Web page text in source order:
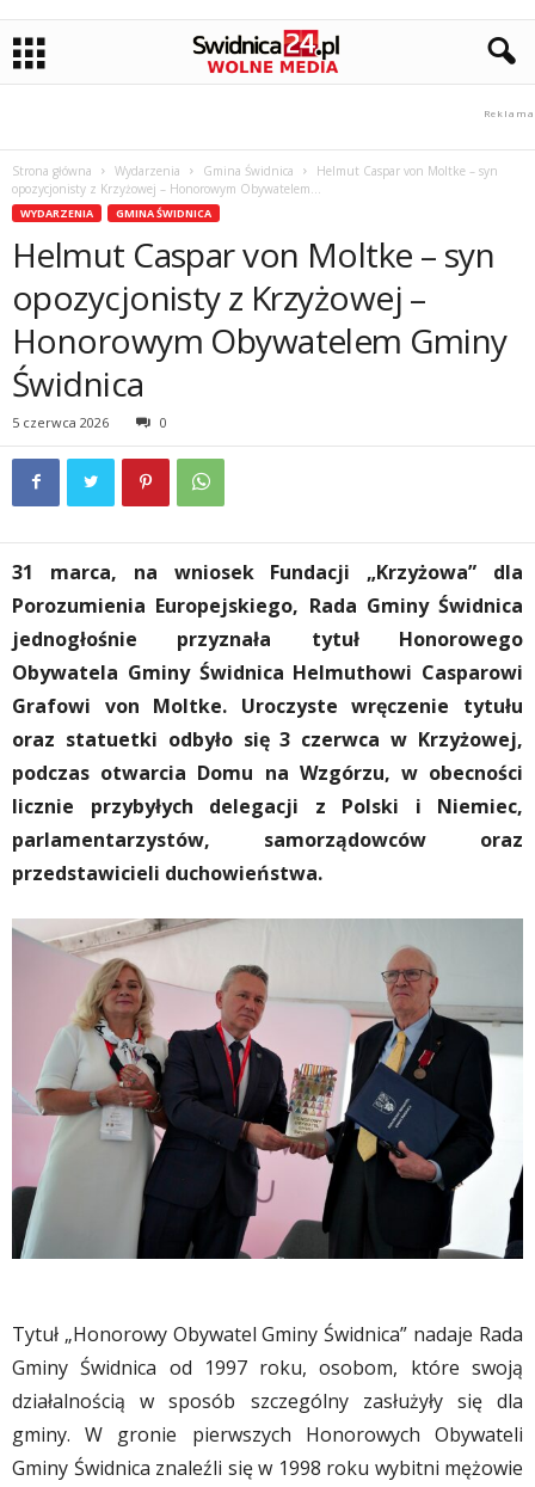
Strona główna Wydarzenia Gmina Świdnica
Helmut Caspar von Moltke – syn
opozycjonisty z Krzyżowej – Honorowym Obywatelem...
WYDARZENIA GMINA ŚWIDNICA
Helmut Caspar von Moltke – syn
opozycjonisty z Krzyżowej –
Honorowym Obywatelem Gminy
Świdnica
5 czerwca 2026 0
31 marca, na wniosek Fundacji „Krzyżowa” dla
Porozumienia Europejskiego, Rada Gminy Świdnica
jednogłośnie przyznała tytuł Honorowego
Obywatela Gminy Świdnica Helmuthowi Casparowi
Grafowi von Moltke. Uroczyste wręczenie tytułu
oraz statuetki odbyło się 3 czerwca w Krzyżowej,
podczas otwarcia Domu na Wzgórzu, w obecności
licznie przybyłych delegacji z Polski i Niemiec,
parlamentarzystów, samorządowców oraz
przedstawicieli duchowieństwa.
Tytuł „Honorowy Obywatel Gminy Świdnica” nadaje Rada
Gminy Świdnica od 1997 roku, osobom, które swoją
działalnością w sposób szczególny zasłużyły się dla
gminy. W gronie pierwszych Honorowych Obywateli
Gminy Świdnica znaleźli się w 1998 roku wybitni mężowie